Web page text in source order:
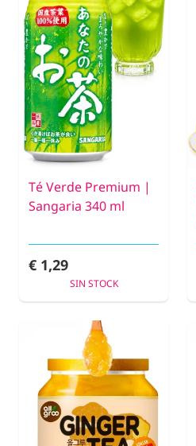
Té Verde Premium |
Sangaria 340 ml
€ 1,29
SIN STOCK